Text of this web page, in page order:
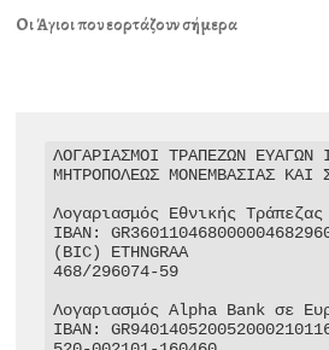
Οι Άγιοι που εορτάζουν σήμερα
ΛΟΓΑΡΙΑΣΜΟΙ ΤΡΑΠΕΖΩΝ ΕΥΑΓΩΝ
ΜΗΤΡΟΠΟΛΕΩΣ ΜΟΝΕΜΒΑΣΙΑΣ ΚΑΙ
Λογαριασμός Εθνικής
IBAN:
(BIC) ETHNGRAA
468/296074-59
Λογαριασμός Alpha Bank σε
IBAN: